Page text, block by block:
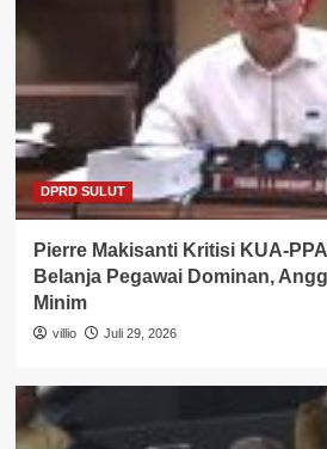
DPRD SULUT
Pierre Makisanti Kritisi KUA-
Belanja Pegawai Dominan,
Minim
villio Juli 29, 2026